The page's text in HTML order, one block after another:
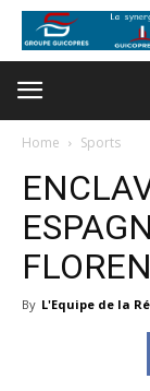
Home Sports
By L'Equipe de la